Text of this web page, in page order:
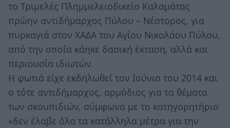
το Τριμελές Πλημμελειοδικείο Καλαμάτας
πρώην αντιδήμαρχος Πύλου – Νέστορος, για
πυρκαγιά στον ΧΑΔΑ του Αγίου Νικολάου Πύλου,
από την οποία κάηκε δασική έκταση, αλλά και
περιουσία ιδιωτών.
Η φωτιά είχε εκδηλωθεί τον Ιούνιο του 2014 και
ο τότε αντιδήμαρχος, αρμόδιος για τα θέματα
των σκουπιδιών, σύμφωνα με το κατηγορητήριο
«δεν έλαβε όλα τα κατάλληλα μέτρα για την